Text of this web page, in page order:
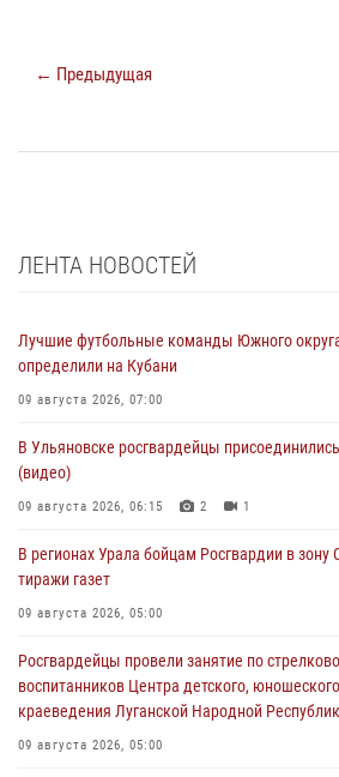
← Предыдущая
ЛЕНТА НОВОСТЕЙ
Лучшие футбольные команды Южного
определили на Кубани
09 августа 2026, 07:00
В Ульяновске росгвардейцы
(видео)
09 августа 2026, 06:15 2 1
В регионах Урала бойцам Росгвардии в
тиражи газет
09 августа 2026, 05:00
Росгвардейцы провели занятие по
воспитанников Центра детского,
краеведения Луганской Народной
09 августа 2026, 05:00